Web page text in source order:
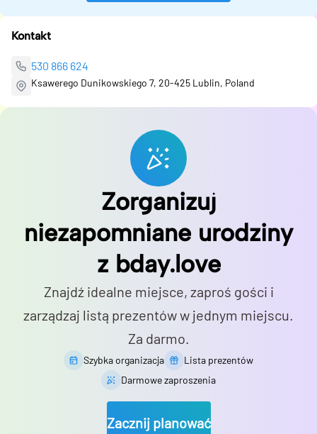
Kontakt
530 866 624
Ksawerego Dunikowskiego 7, 20-425 Lublin, Poland
Zorganizuj
niezapomniane urodziny
z bday.love
Znajdź idealne miejsce, zaproś gości i
zarządzaj listą prezentów w jednym miejscu.
Za darmo.
Szybka organizacja
Lista prezentów
Darmowe zaproszenia
Zacznij planować